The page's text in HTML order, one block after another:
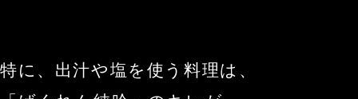
特に、出汁や塩を使う料理は、